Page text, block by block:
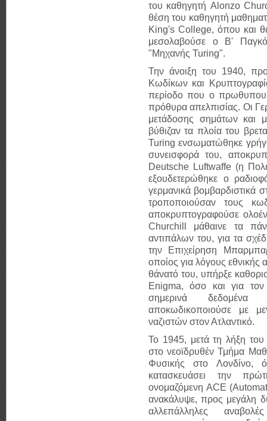
του καθηγητή Alonzo
θέση του καθηγητή
King's College, όπου και
μεσολαβούσε ο Β'
"Μηχανής Turing".
Την άνοιξη του 1940,
Κωδίκων και
περίοδο που ο
πρόθυρα απελπισίας. Οι
μετάδοσης σημάτων και
βύθιζαν τα πλοία του
Turing ενσωματώθηκε
συνεισφορά του,
Deutsche Luftwaffe (η
εξουδετερώθηκε ο
γερμανικά βομβαρδιστικά
τροποποιούσαν τους
αποκρυπτογραφούσε
Churchill
μάθαινε τα
αντιπάλων του, για τα
την Επιχείρηση
οποίος για λόγους εθνικής
θάνατό του, υπήρξε
Enigma, όσο και για
σημερινά δεδομένα
αποκωδικοποιούσε με
ναζιστών στον Ατλαντικό.
Το 1945, μετά τη λήξη
στο νεοϊδρυθέν Τμήμα
Φυσικής στο Λονδίνο,
κατασκευάσει την
ονομαζόμενη ACE
ανακάλυψε, προς μεγάλη
αλλεπάλληλες